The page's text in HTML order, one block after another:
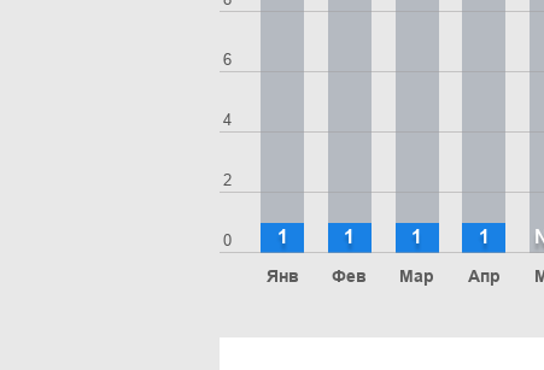
0
2
4
6
Янв
1
Фев
1
Мар
1
Апр
1